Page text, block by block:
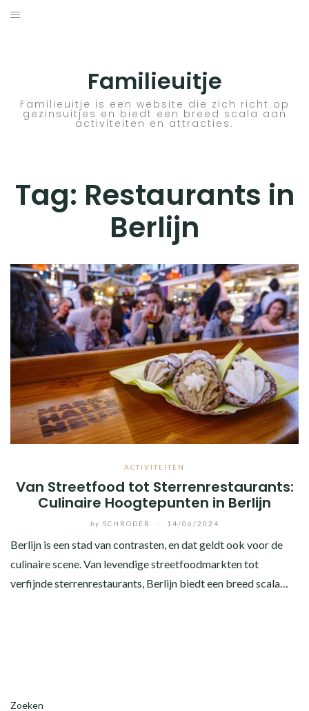
Skip
Familieuitje
Familieuitje is een website die zich richt op
gezinsuitjes en biedt een breed scala aan
activiteiten en attracties.
Tag: Restaurants in
Berlijn
ACTIVITEITEN
Van Streetfood tot Sterrenrestaurants:
Culinaire Hoogtepunten in Berlijn
by SCHRODER 14/06/2024
Berlijn is een stad van contrasten, en dat geldt ook voor de
culinaire scene. Van levendige streetfoodmarkten tot
verfijnde sterrenrestaurants, Berlijn biedt een breed scala…
Zoeken
HOTELTIPS